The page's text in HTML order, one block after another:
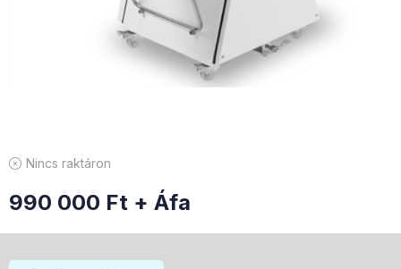
Nincs raktáron
990 000 Ft + Áfa